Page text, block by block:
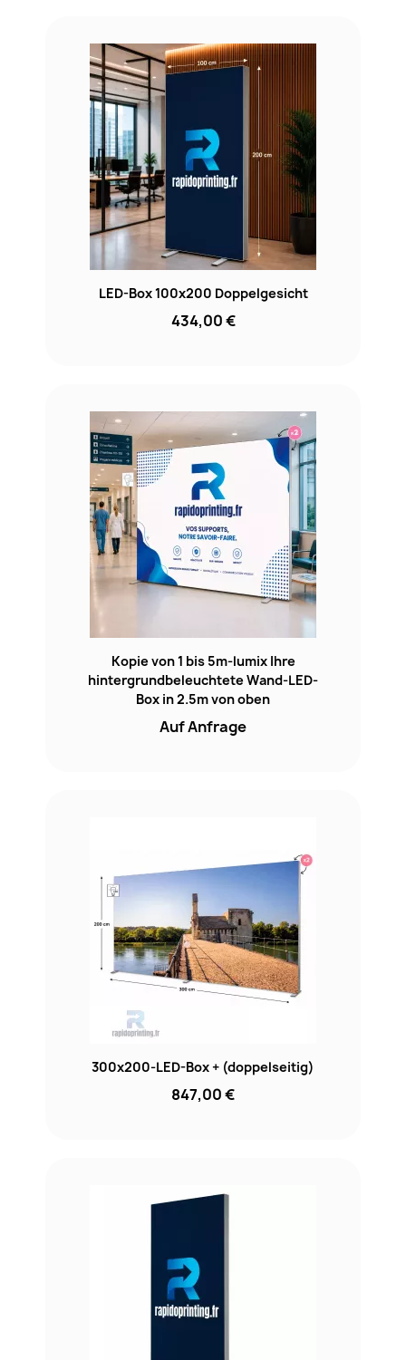
LED-Box 100x200 Doppelgesicht
434,00 €
Kopie von 1 bis 5m-lumix Ihre
hintergrundbeleuchtete Wand-LED-
Box in 2.5m von oben
Auf Anfrage
300x200-LED-Box + (doppelseitig)
847,00 €